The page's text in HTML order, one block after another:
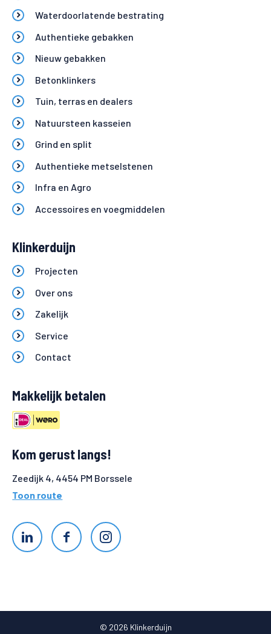
Waterdoorlatende bestrating
Authentieke gebakken
Nieuw gebakken
Betonklinkers
Tuin, terras en dealers
Natuursteen kasseien
Grind en split
Authentieke metselstenen
Infra en Agro
Accessoires en voegmiddelen
Klinkerduijn
Projecten
Over ons
Zakelijk
Service
Contact
Makkelijk betalen
Kom gerust langs!
Zeedijk 4, 4454 PM Borssele
Toon route
© 2026 Klinkerduijn